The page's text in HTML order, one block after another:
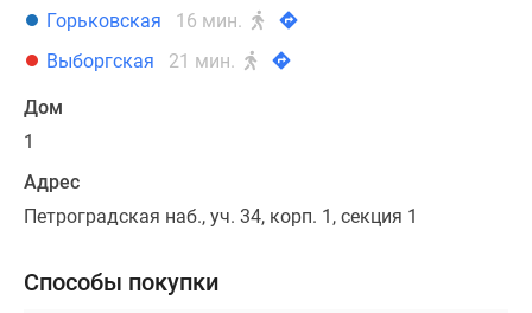
Горьковская
16 мин.
Выборгская
21 мин.
Дом
1
Адрес
Петроградская наб., уч. 34, корп. 1, секция 1
Способы покупки